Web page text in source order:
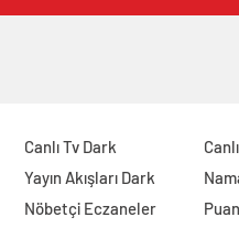
Canlı Tv Dark
Yayın Akışları Dark
Nöbetçi Eczaneler